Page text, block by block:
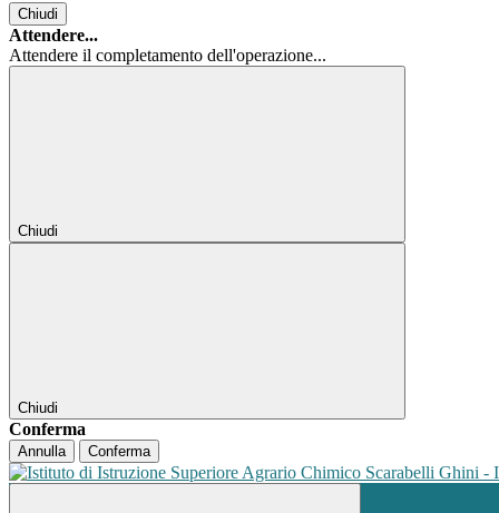
Chiudi
Attendere...
Attendere il completamento dell'operazione...
Chiudi
Chiudi
Conferma
Annulla Conferma